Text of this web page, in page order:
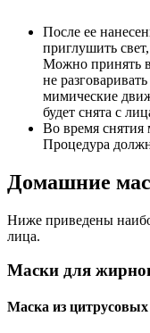
После ее
приглушить
Можно принять
не
мимические
будет снята с
Во время снятия
Процедура
Домашние
Ниже приведены
лица.
Маски для
Маска из цитрусовых